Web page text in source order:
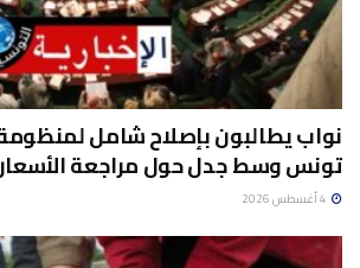
نواب يطالبون بإصلاح شامل
تونس وسط جدل حول مراجعة الأسعار